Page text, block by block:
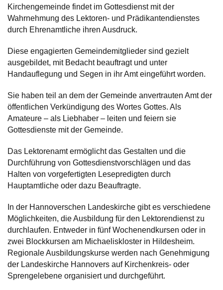
Kirchengemeinde findet im Gottesdienst mit der
Wahrnehmung des Lektoren- und Prädikantendienstes
durch Ehrenamtliche ihren Ausdruck.
Diese engagierten Gemeindemitglieder sind gezielt
ausgebildet, mit Bedacht beauftragt und unter
Handauflegung und Segen in ihr Amt eingeführt worden.
Sie haben teil an dem der Gemeinde anvertrauten Amt der
öffentlichen Verkündigung des Wortes Gottes. Als
Amateure – als Liebhaber – leiten und feiern sie
Gottesdienste mit der Gemeinde.
Das Lektorenamt ermöglicht das Gestalten und die
Durchführung von Gottesdienstvorschlägen und das
Halten von vorgefertigten Lesepredigten durch
Hauptamtliche oder dazu Beauftragte.
In der Hannoverschen Landeskirche gibt es verschiedene
Möglichkeiten, die Ausbildung für den Lektorendienst zu
durchlaufen. Entweder in fünf Wochenendkursen oder in
zwei Blockkursen am Michaeliskloster in Hildesheim.
Regionale Ausbildungskurse werden nach Genehmigung
der Landeskirche Hannovers auf Kirchenkreis- oder
Sprengelebene organisiert und durchgeführt.